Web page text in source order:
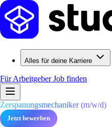
Alles für deine Karriere
Für ArbeitgeberJob finden
Zerspanungsmechaniker (m/w/d)
Jetzt bewerben